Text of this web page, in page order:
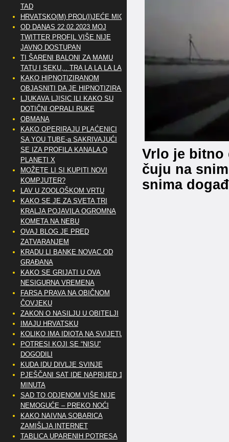
Vrlo je bitno
čuju na
snima
TAD
HRVATSKO(M) PROL(I)JEĆE MIG
OD DANAS 22.02.2023 MOJ
TWITTER PROFIL VIŠE NIJE
JAVNO DOSTUPAN
TI ŠARENI BALONI ZA MAMU
TATU I SEKU,.. TRA LA LA LA LA
KAKO HIPNOTIZIRANOM
OBJASNITI DA JE HIPNOTIZIRAN
LJUKAVA LJISIC ILI KAKO SU
DOTIČNI OPRALI RUKE
OBMANA
KAKO OPERIRAJU PLAĆENICI
SA YOU TUBE-a SAKRIVAJUĆI
SE IZA PROFILA KANALA O
PLANETI X
MOŽETE LI SI KUPITI NOVI
KOMPJUTER?
LAV U ZOOLOŠKOM VRTU
KAKO SE JE ZA SVETA TRI
KRALJA POJAVILA OGROMNA
KOMETA NA NEBU
OVAJ BLOG JE PRED
ZATVARANJEM
KRADU LI BANKE NOVAC OD
GRAĐANA
KAKO SE GRIJATI U OVA
NESIGURNA VREMENA
FARSA PRAVA NA OBIČNOM
ČOVJEKU
ZAKON O NASILJU U OBITELJI
IMAJU HRVATSKU
KOLIKO IMA IDIOTA NA SVIJETU?
POTRESI KOJI SE “NISU”
DOGODILI
KUDA IDU DIVLJE SVINJE
PJEŠČANI SAT IDE NAPRIJED 10
MINUTA
SAD TO ODJENOM VIŠE NIJE
NEMOGUĆE – PREKO NOĆI
KAKO NAIVNA SOBARICA
ZAMIŠLJA INTERNET
TABLICA UPARENIH POTRESA